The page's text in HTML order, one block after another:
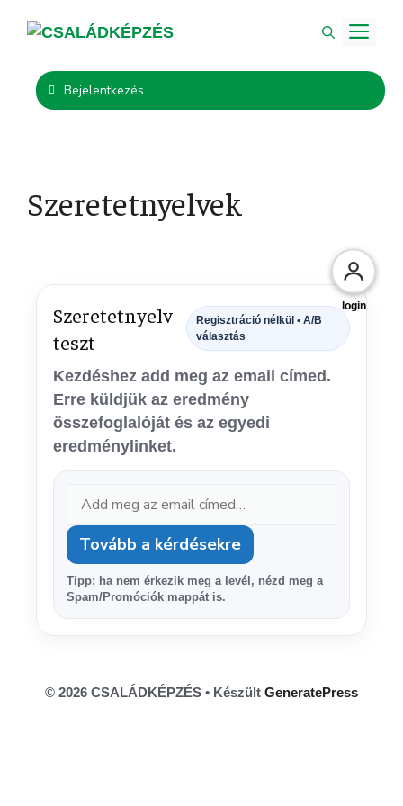
Bejelentkezés
Szeretetnyelvek
Szeretetnyelv
teszt
Regisztráció nélkül • A/B
választás
Kezdéshez add meg az email címed.
Erre küldjük az eredmény
összefoglalóját és az egyedi
eredménylinket.
Tovább a kérdésekre
Tipp: ha nem érkezik meg a levél, nézd meg a
Spam/Promóciók mappát is.
© 2026 CSALÁDKÉPZÉS • Készült GeneratePress
login